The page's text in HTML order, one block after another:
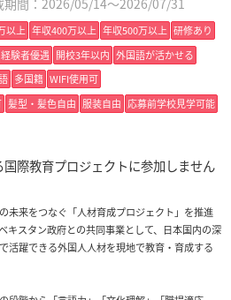
以上 年収400万以上 年収500万以上 研修あり
経験者優遇 開校3年以内 外国語が活かせる
多国籍 WIFI使用可
髪型・髪色自由 服装自由 応募前学校見学可能
際教育プロジェクトに参加しません
未来をつなぐ「人材育成プロジェクト」を推進
キスタン政府との共同事業として、日本国内の深
活躍できる外国人人材を現地で教育・育成する